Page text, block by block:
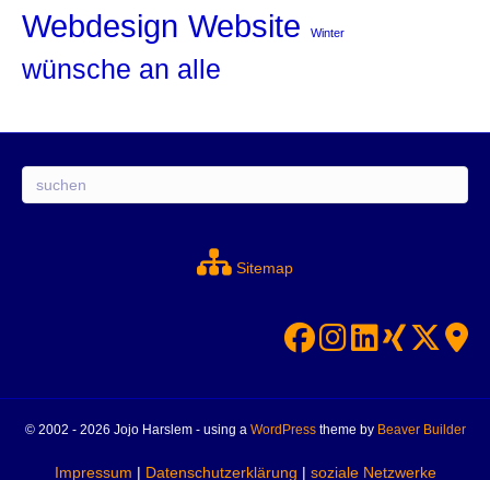
Webdesign Website Winter
wünsche an alle
Suchen
Sitemap
© 2002 - 2026 Jojo Harslem - using a WordPresstheme by Beaver Builder
Impressum | Datenschutzerklärung | soziale Netzwerke